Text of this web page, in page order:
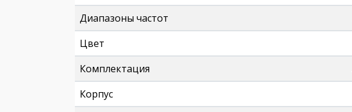
Диапазоны частот
Цвет
Комплектация
Корпус